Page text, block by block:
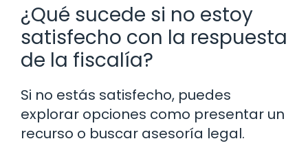
¿Qué sucede si no estoy
satisfecho con la respuesta
de la fiscalía?
Si no estás satisfecho, puedes
explorar opciones como presentar un
recurso o buscar asesoría legal.